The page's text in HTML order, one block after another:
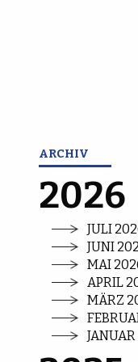
ARCHIV
2026
JULI
JUNI
MAI
APRIL
MÄRZ